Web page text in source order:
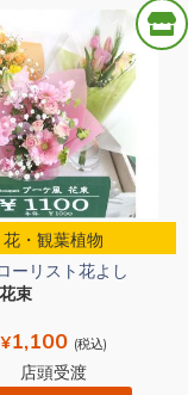
花・観葉植物
ーリスト花よし
束
¥1,100 (税込)
店頭受渡